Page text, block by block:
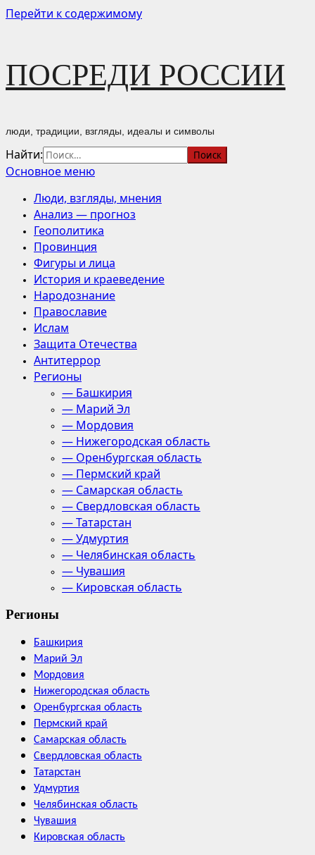
Перейти к содержимому
ПОСРЕДИ РОССИИ
люди, традиции, взгляды, идеалы и символы
Найти:
Основное меню
Люди, взгляды, мнения
Анализ — прогноз
Геополитика
Провинция
Фигуры и лица
История и краеведение
Народознание
Православие
Ислам
Защита Отечества
Антитеррор
Регионы
— Башкирия
— Марий Эл
— Мордовия
— Нижегородская область
— Оренбургская область
— Пермский край
— Самарская область
— Свердловская область
— Татарстан
— Удмуртия
— Челябинская область
— Чувашия
— Кировская область
Регионы
Башкирия
Марий Эл
Мордовия
Нижегородская область
Оренбургская область
Пермский край
Самарская область
Свердловская область
Татарстан
Удмуртия
Челябинская область
Чувашия
Кировская область